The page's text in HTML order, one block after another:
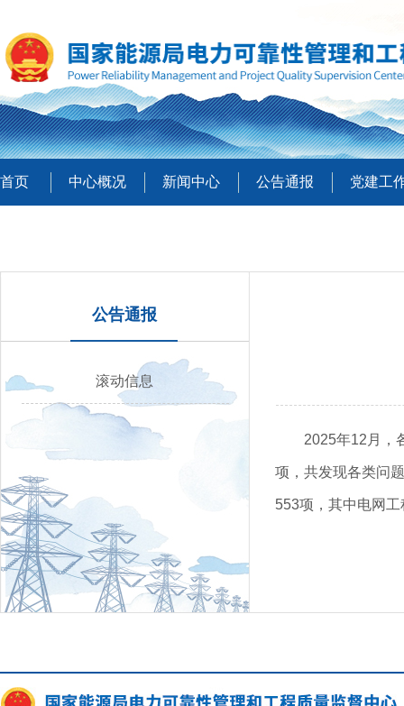
首页 中心概况 新闻中心 公告通报 党建工
公告通报
滚动信息
2025年12月，
项，共发现各类问
553项，其中电网